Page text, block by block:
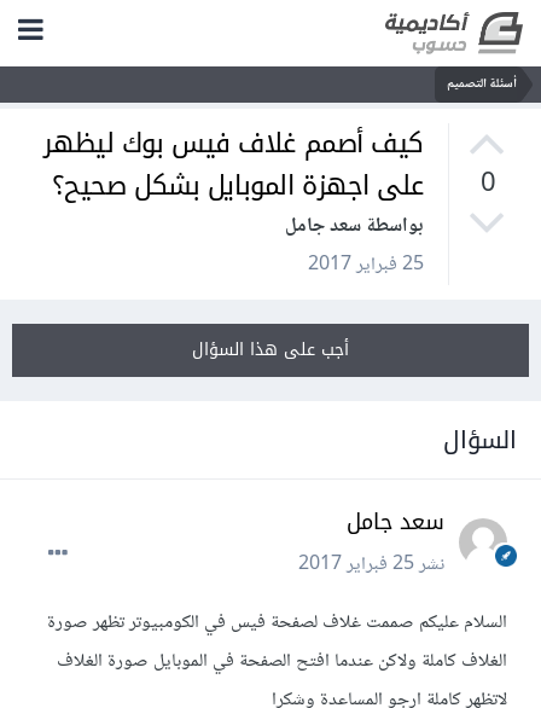
أسئلة التصميم
0
كيف أصمم غلاف فيس بوك ليظهر
على اجهزة الموبايل بشكل صحيح؟
بواسطة سعد جامل
25 فبراير 2017
أجب على هذا السؤال
السؤال
سعد جامل
نشر25 فبراير 2017
السلام عليكم صممت غلاف لصفحة فيس في الكومبيوتر تظهر صورة
الغلاف كاملة ولاكن عندما افتح الصفحة في الموبايل صورة الغلاف
لاتظهر كاملة ارجو المساعدة وشكرا